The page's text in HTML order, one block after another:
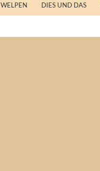
WELPEN DIES UND DAS